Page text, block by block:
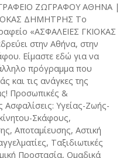
ΖΩΓΡΑΦΟΥ ΑΘΗΝΑ |
ΔΗΜΗΤΡΗΣ Το
«ΑΣΦΑΛΕΙΕΣ ΓΚΙΟΚΑΣ
στην Αθήνα, στην
Είμαστε εδώ για να
πρόγραμμα που
και τις ανάγκες της
Προσωπικές &
Ασφαλίσεις: Υγείας-Ζωής-
Σκάφους,
Αποταμίευσης, Αστική
Ταξιδιωτικές
Προστασία, Ομαδικά